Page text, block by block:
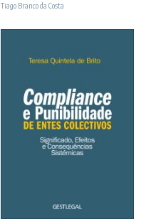
era:
49,90 €.44,91 €.
Tiago Branco da Costa